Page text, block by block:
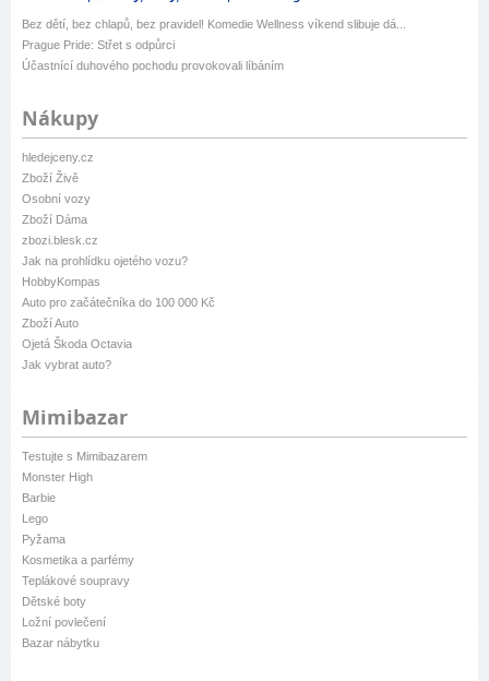
Bez dětí, bez chlapů, bez pravidel! Komedie Wellness víkend slibuje dá...
Prague Pride: Střet s odpůrci
Účastnící duhového pochodu provokovali líbáním
Nákupy
hledejceny.cz
Zboží Živě
Osobní vozy
Zboží Dáma
zbozi.blesk.cz
Jak na prohlídku ojetého vozu?
HobbyKompas
Auto pro začátečníka do 100 000 Kč
Zboží Auto
Ojetá Škoda Octavia
Jak vybrat auto?
Mimibazar
Testujte s Mimibazarem
Monster High
Barbie
Lego
Pyžama
Kosmetika a parfémy
Teplákové soupravy
Dětské boty
Ložní povlečení
Bazar nábytku